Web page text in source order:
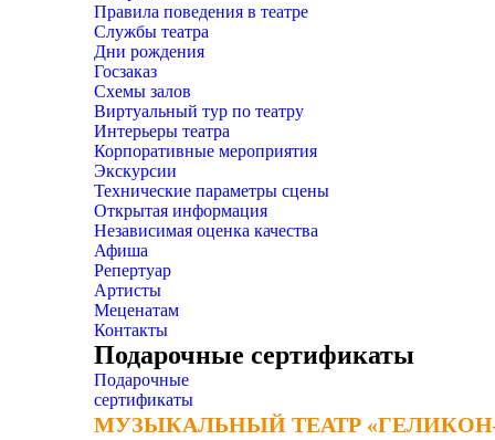
Правила поведения в театре
Службы театра
Дни рождения
Госзаказ
Схемы залов
Виртуальный тур по театру
Интерьеры театра
Корпоративные мероприятия
Экскурсии
Технические параметры сцены
Открытая информация
Независимая оценка качества
Афиша
Репертуар
Артисты
Меценатам
Контакты
Подарочные сертификаты
Подарочные
сертификаты
МУЗЫКАЛЬНЫЙ ТЕАТР
МУЗЫКАЛЬНЫЙ ТЕАТР